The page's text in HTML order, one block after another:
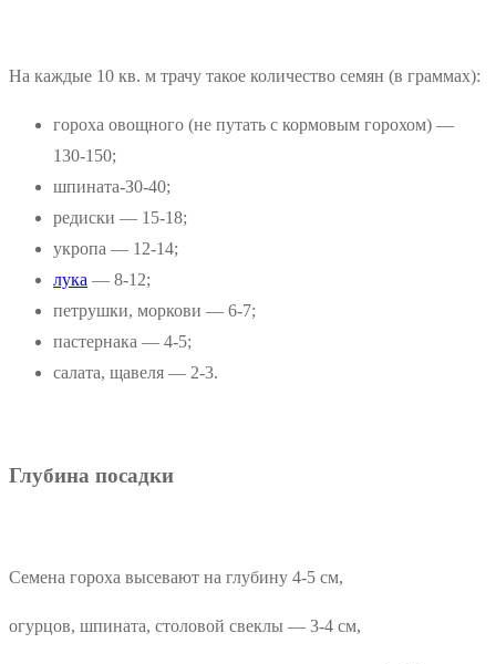
На каждые 10 кв. м трачу такое количество семян (в граммах):
гороха овощного (не путать с кормовым горохом) —
130-150;
шпината-З0-40;
редиски — 15-18;
укропа — 12-14;
лука — 8-12;
петрушки, моркови — 6-7;
пастернака — 4-5;
салата, щавеля — 2-3.
Глубина посадки
Семена гороха высевают на глубину 4-5 см,
огурцов, шпината, столовой свеклы — 3-4 см,